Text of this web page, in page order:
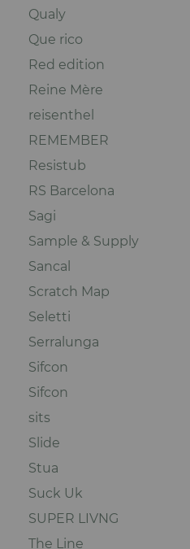
Qualy
Que rico
Red edition
Reine Mère
reisenthel
REMEMBER
Resistub
RS Barcelona
Sagi
Sample & Supply
Sancal
Scratch Map
Seletti
Serralunga
Sifcon
Sifcon
sits
Slide
Stua
Suck Uk
SUPER LIVNG
The Line